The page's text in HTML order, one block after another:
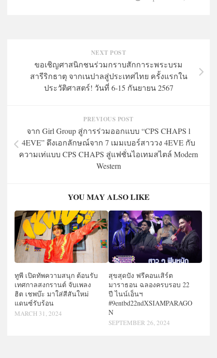
NEXT POST
ขอเชิญศาสนิกชนร่วมกราบสักการะพระบรม
สารีริกธาตุ จากเนปาลสู่ประเทศไทย ครั้งแรกใน
ประวัติศาสตร์! วันที่ 6-15 กันยายน 2567
PREVIOUS POST
จาก Girl Group สู่การร่วมออกแบบ “CPS CHAPS l
4EVE” ดึงเอกลักษณ์จาก 7 เมมเบอร์สาววง 4EVE กับ
ความเท่แบบ CPS CHAPS สู่แฟชั่นไอเทมสไตล์ Modern
Western
YOU MAY ALSO LIKE
ทูพี เปิดทัพความสนุก ต้อนรับ
เทศกาลสงกรานต์ จับเพลง
ฮิต เชพบ๊ะ มาใส่สีสันใหม่
แดนซ์รับร้อน
MARCH 31, 2024
สุขสุดปัง ฟรีคอนเสิร์ต
มาราธอน ฉลองครบรอบ 22
ปี ไนน์เอ็นฯ
#9entbd22ndXSIAMPARAGO
N
SEPTEMBER 26, 2024